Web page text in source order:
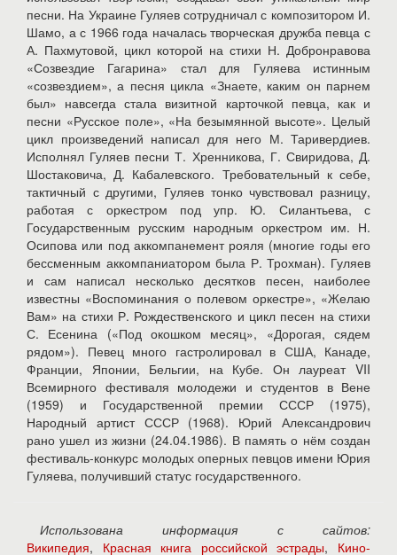
песни. На Украине Гуляев сотрудничал с композитором И.
Шамо, а с 1966 года началась творческая дружба певца с
А. Пахмутовой, цикл которой на стихи Н. Добронравова
«Созвездие Гагарина» стал для Гуляева истинным
«созвездием», а песня цикла «Знаете, каким он парнем
был» навсегда стала визитной карточкой певца, как и
песни «Русское поле», «На безымянной высоте». Целый
цикл произведений написал для него М. Таривердиев.
Исполнял Гуляев песни Т. Хренникова, Г. Свиридова, Д.
Шостаковича, Д. Кабалевского. Требовательный к себе,
тактичный с другими, Гуляев тонко чувствовал разницу,
работая с оркестром под упр. Ю. Силантьева, с
Государственным русским народным оркестром им. Н.
Осипова или под аккомпанемент рояля (многие годы его
бессменным аккомпаниатором была Р. Трохман). Гуляев
и сам написал несколько десятков песен, наиболее
известны «Воспоминания о полевом оркестре», «Желаю
Вам» на стихи Р. Рождественского и цикл песен на стихи
С. Есенина («Под окошком месяц», «Дорогая, сядем
рядом»). Певец много гастролировал в США, Канаде,
Франции, Японии, Бельгии, на Кубе. Он лауреат VII
Всемирного фестиваля молодежи и студентов в Вене
(1959) и Государственной премии СССР (1975),
Народный артист СССР (1968). Юрий Александрович
рано ушел из жизни (24.04.1986). В память о нём создан
фестиваль-конкурс молодых оперных певцов имени Юрия
Гуляева, получивший статус государственного.
Использована информация с сайтов:
Википедия, Красная книга российской эстрады, Кино-